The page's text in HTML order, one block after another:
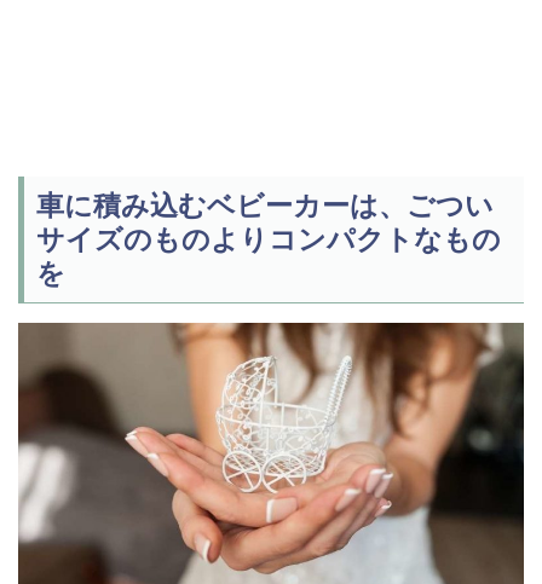
車に積み込むベビーカーは、ごつい
サイズのものよりコンパクトなもの
を